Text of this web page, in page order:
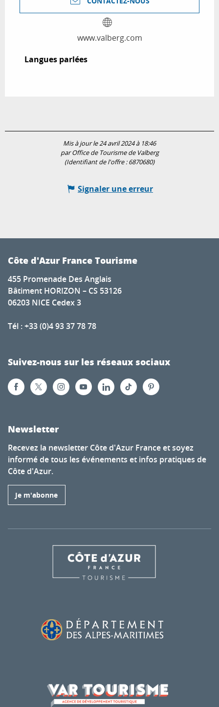
www.valberg.com
Langues parlées
Langues parlées
Mis à jour le 24 avril 2024 à 18:46
par Office de Tourisme de Valberg
(Identifiant de l'offre :6870680)
Signaler une erreur
Côte d'Azur France Tourisme
455 Promenade Des Anglais
Bâtiment HORIZON – CS 53126
06203 NICE Cedex 3
Tél : +33 (0)4 93 37 78 78
Suivez-nous sur les réseaux sociaux
Newsletter
Recevez la newsletter Côte d'Azur France et soyez
informé de tous les événements et infos pratiques de
Côte d'Azur.
Je m'abonne